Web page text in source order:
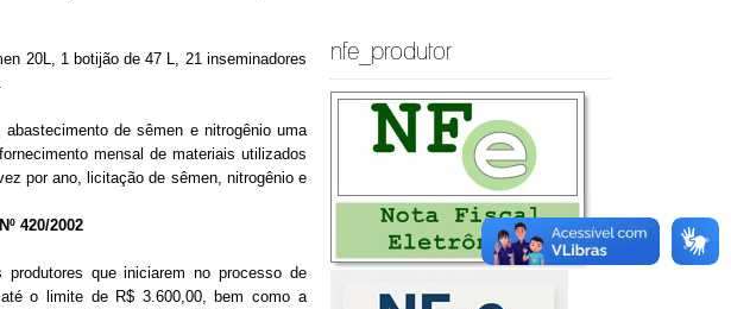
1 botijão de 47 L, 21 inseminadores
de sêmen e nitrogênio uma
mensal de materiais utilizados
por ano, licitação de sêmen, nitrogênio e
420/2002
que iniciarem no processo de
o limite de R$ 3.600,00, bem como a
https://embedgooglemaps.com/pt/
nfe_produtor